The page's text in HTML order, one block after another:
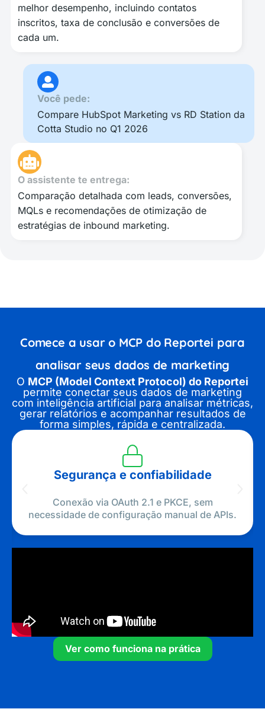
melhor desempenho, incluindo contatos
inscritos, taxa de conclusão e conversões de
cada um.
Você pede:
Compare HubSpot Marketing vs RD Station da
Cotta Studio no Q1 2026
O assistente te entrega:
Comparação detalhada com leads, conversões,
MQLs e recomendações de otimização de
estratégias de inbound marketing.
Comece a usar o MCP do Reportei para
analisar seus dados de marketing
O MCP (Model Context Protocol) do Reportei
permite conectar seus dados de marketing
com inteligência artificial para analisar métricas,
gerar relatórios e acompanhar resultados de
forma simples, rápida e centralizada.
Segurança e confiabilidade
Conexão via OAuth 2.1 e PKCE, sem
necessidade de configuração manual de APIs.
Ver como funciona na prática